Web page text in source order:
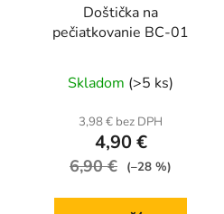
Doštička na
pečiatkovanie BC-01
Skladom (>5 ks)
3,98 € bez DPH
4,90 €
6,90 € (–28 %)